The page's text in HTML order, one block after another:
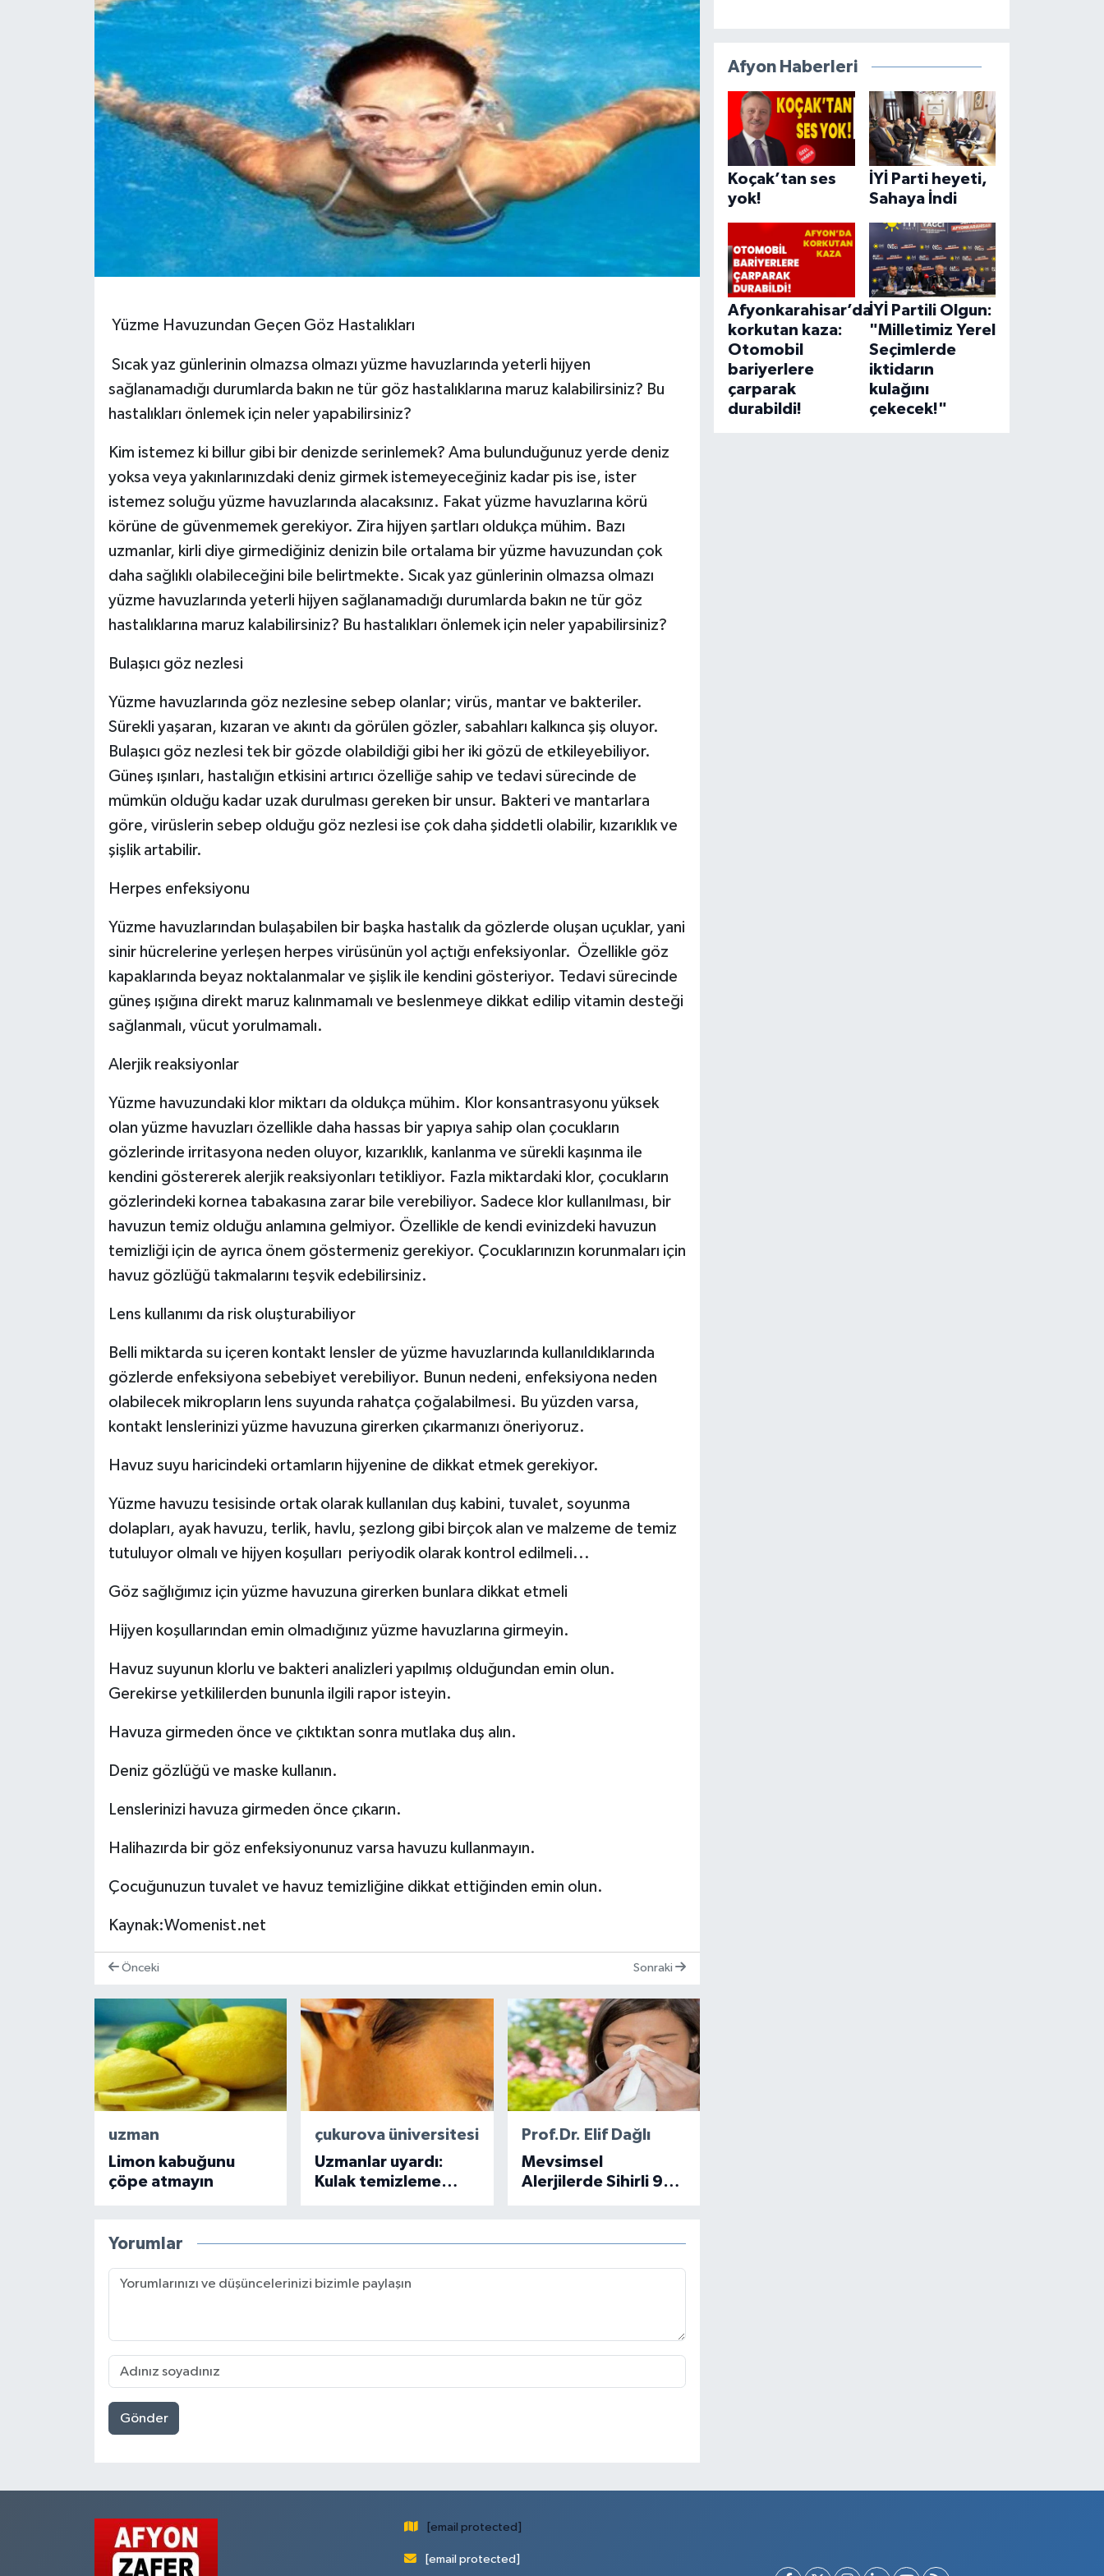
Yüzme Havuzundan Geçen Göz Hastalıkları
Sıcak yaz günlerinin olmazsa olmazı yüzme havuzlarında yeterli hijyen
sağlanamadığı durumlarda bakın ne tür göz hastalıklarına maruz kalabilirsiniz? Bu
hastalıkları önlemek için neler yapabilirsiniz?
Kim istemez ki billur gibi bir denizde serinlemek? Ama bulunduğunuz yerde deniz
yoksa veya yakınlarınızdaki deniz girmek istemeyeceğiniz kadar pis ise, ister
istemez soluğu yüzme havuzlarında alacaksınız. Fakat yüzme havuzlarına körü
körüne de güvenmemek gerekiyor. Zira hijyen şartları oldukça mühim. Bazı
uzmanlar, kirli diye girmediğiniz denizin bile ortalama bir yüzme havuzundan çok
daha sağlıklı olabileceğini bile belirtmekte. Sıcak yaz günlerinin olmazsa olmazı
yüzme havuzlarında yeterli hijyen sağlanamadığı durumlarda bakın ne tür göz
hastalıklarına maruz kalabilirsiniz? Bu hastalıkları önlemek için neler yapabilirsiniz?
Bulaşıcı göz nezlesi
Yüzme havuzlarında göz nezlesine sebep olanlar; virüs, mantar ve bakteriler.
Sürekli yaşaran, kızaran ve akıntı da görülen gözler, sabahları kalkınca şiş oluyor.
Bulaşıcı göz nezlesi tek bir gözde olabildiği gibi her iki gözü de etkileyebiliyor.
Güneş ışınları, hastalığın etkisini artırıcı özelliğe sahip ve tedavi sürecinde de
mümkün olduğu kadar uzak durulması gereken bir unsur. Bakteri ve mantarlara
göre, virüslerin sebep olduğu göz nezlesi ise çok daha şiddetli olabilir, kızarıklık ve
şişlik artabilir.
Herpes enfeksiyonu
Yüzme havuzlarından bulaşabilen bir başka hastalık da gözlerde oluşan uçuklar, yani
sinir hücrelerine yerleşen herpes virüsünün yol açtığı enfeksiyonlar. Özellikle göz
kapaklarında beyaz noktalanmalar ve şişlik ile kendini gösteriyor. Tedavi sürecinde
güneş ışığına direkt maruz kalınmamalı ve beslenmeye dikkat edilip vitamin desteği
sağlanmalı, vücut yorulmamalı.
Alerjik reaksiyonlar
Yüzme havuzundaki klor miktarı da oldukça mühim. Klor konsantrasyonu yüksek
olan yüzme havuzları özellikle daha hassas bir yapıya sahip olan çocukların
gözlerinde irritasyona neden oluyor, kızarıklık, kanlanma ve sürekli kaşınma ile
kendini göstererek alerjik reaksiyonları tetikliyor. Fazla miktardaki klor, çocukların
gözlerindeki kornea tabakasına zarar bile verebiliyor. Sadece klor kullanılması, bir
havuzun temiz olduğu anlamına gelmiyor. Özellikle de kendi evinizdeki havuzun
temizliği için de ayrıca önem göstermeniz gerekiyor. Çocuklarınızın korunmaları için
havuz gözlüğü takmalarını teşvik edebilirsiniz.
Lens kullanımı da risk oluşturabiliyor
Belli miktarda su içeren kontakt lensler de yüzme havuzlarında kullanıldıklarında
gözlerde enfeksiyona sebebiyet verebiliyor. Bunun nedeni, enfeksiyona neden
olabilecek mikropların lens suyunda rahatça çoğalabilmesi. Bu yüzden varsa,
kontakt lenslerinizi yüzme havuzuna girerken çıkarmanızı öneriyoruz.
Havuz suyu haricindeki ortamların hijyenine de dikkat etmek gerekiyor.
Yüzme havuzu tesisinde ortak olarak kullanılan duş kabini, tuvalet, soyunma
dolapları, ayak havuzu, terlik, havlu, şezlong gibi birçok alan ve malzeme de temiz
tutuluyor olmalı ve hijyen koşulları periyodik olarak kontrol edilmeli...
Göz sağlığımız için yüzme havuzuna girerken bunlara dikkat etmeli
Hijyen koşullarından emin olmadığınız yüzme havuzlarına girmeyin.
Havuz suyunun klorlu ve bakteri analizleri yapılmış olduğundan emin olun.
Gerekirse yetkililerden bununla ilgili rapor isteyin.
Havuza girmeden önce ve çıktıktan sonra mutlaka duş alın.
Deniz gözlüğü ve maske kullanın.
Lenslerinizi havuza girmeden önce çıkarın.
Halihazırda bir göz enfeksiyonunuz varsa havuzu kullanmayın.
Çocuğunuzun tuvalet ve havuz temizliğine dikkat ettiğinden emin olun.
Kaynak:Womenist.net
Önceki Sonraki
uzman
Limon kabuğunu
çöpe atmayın
çukurova üniversitesi
Uzmanlar uyardı:
Kulak temizleme
Prof.Dr. Elif Dağlı
Mevsimsel
Alerjilerde Sihirli 9
Yorumlar
Gönder
Afyon Haberleri
Koçak’tan ses
yok!
İYİ Parti heyeti,
Sahaya İndi
Afyonkarahisar’da
korkutan kaza:
Otomobil
bariyerlere
çarparak
durabildi!
İYİ Partili Olgun:
"Milletimiz Yerel
Seçimlerde
iktidarın
kulağını
çekecek!"
[email protected]
[email protected]